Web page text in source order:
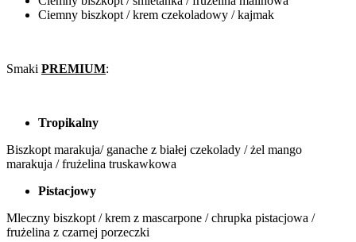
Ciemny biszkopt / krem czekoladowy / kajmak
Smaki PREMIUM:
Tropikalny
Biszkopt marakuja/ ganache z białej czekolady / żel mango
marakuja / frużelina truskawkowa
Pistacjowy
Mleczny biszkopt / krem z mascarpone / chrupka pistacjowa /
frużelina z czarnej porzeczki